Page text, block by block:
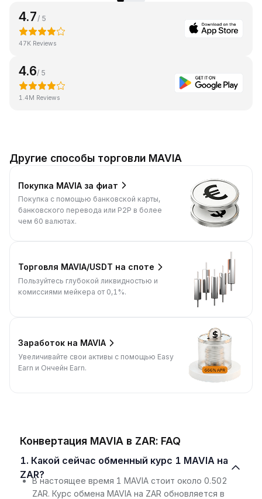
4.7 / 5
47K Reviews
4.6/ 5
1.4M Reviews
Другие способы торговли MAVIA
Покупка MAVIA за фиат
Покупка с помощью банковской карты,
банковского перевода или P2P в более
чем 60 валютах.
Торговля MAVIA/USDT на споте
Пользуйтесь глубокой ликвидностью и
комиссиями мейкера от 0,1%.
Заработок на MAVIA
Увеличивайте свои активы с помощью Easy
Earn и Ончейн Earn.
Конвертация MAVIA в ZAR: FAQ
1. Какой сейчас обменный курс 1 MAVIA на
ZAR?
В настоящее время 1 MAVIA стоит около 0.502
ZAR. Курс обмена MAVIA на ZAR обновляется в